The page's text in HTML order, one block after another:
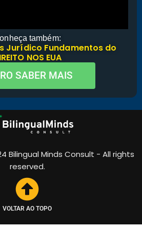
também:
Jurídico Fundamentos do
NOS EUA
SABER MAIS
Bilingual Minds Consult - All rights
reserved.
VOLTAR AO TOPO